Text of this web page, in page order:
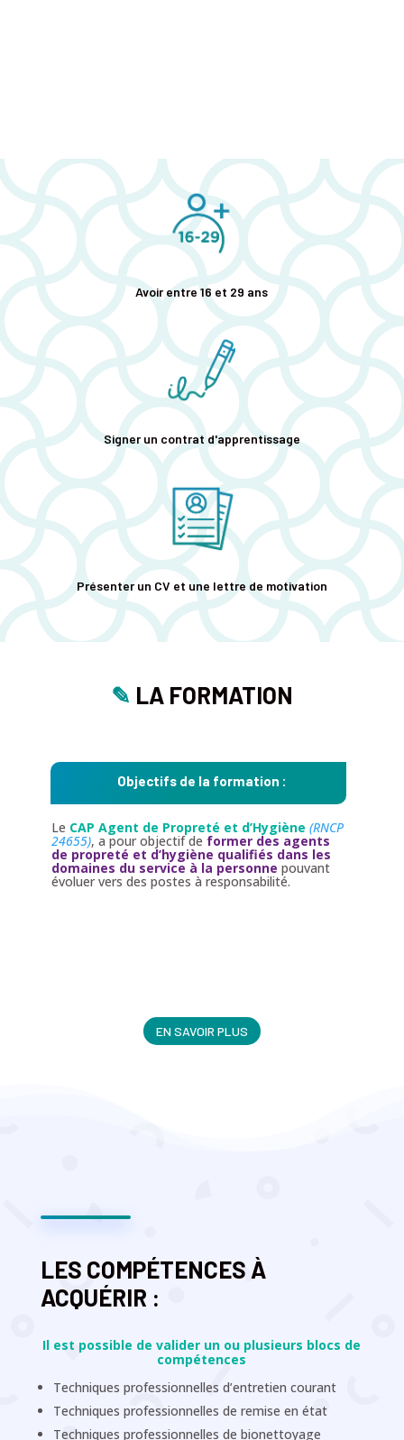
Avoir entre 16 et 29 ans
Signer un contrat d'apprentissage
Présenter un CV et une lettre de motivation
✎ LA FORMATION
Objectifs de la formation :
Le CAP Agent de Propreté et d’Hygiène (RNCP
24655), a pour objectif de former des agents
de propreté et d’hygiène qualifiés dans les
domaines du service à la personne pouvant
évoluer vers des postes à responsabilité.
EN SAVOIR PLUS
LES COMPÉTENCES À
ACQUÉRIR :
Il est possible de valider un ou plusieurs blocs de
compétences
Techniques professionnelles d’entretien courant
Techniques professionnelles de remise en état
Techniques professionnelles de bionettoyage